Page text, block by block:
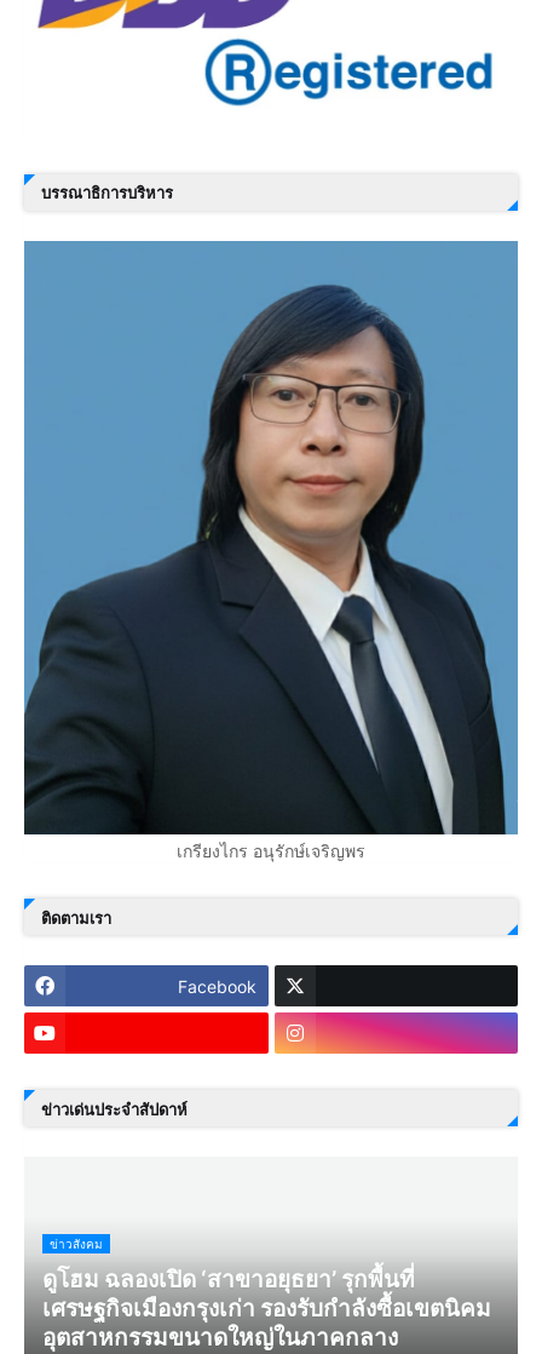
บรรณาธิการบริหาร
เกรียงไกร อนุรักษ์เจริญพร
ติดตามเรา
Facebook
ข่าวเด่นประจำสัปดาห์
ข่าวสังคม
ดูโฮม ฉลองเปิด ‘สาขาอยุธยา’ รุกพื้นที่
เศรษฐกิจเมืองกรุงเก่า รองรับกำลังซื้อเขตนิคม
อุตสาหกรรมขนาดใหญ่ในภาคกลาง